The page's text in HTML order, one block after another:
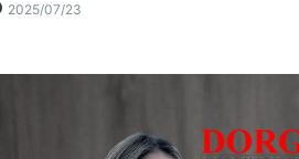
2025/07/23